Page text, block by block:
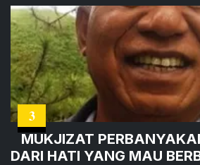
3
MUKJIZAT
DARI HATI YANG MAU